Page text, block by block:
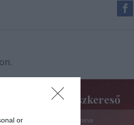
or
Színészkereső